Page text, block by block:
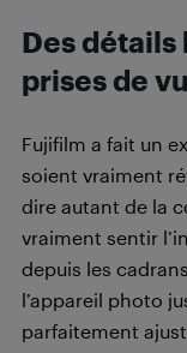
Des détails
prises de
Fujifilm a fait un
soient vraiment
dire autant de la
vraiment sentir
depuis les
l’appareil photo
parfaitement